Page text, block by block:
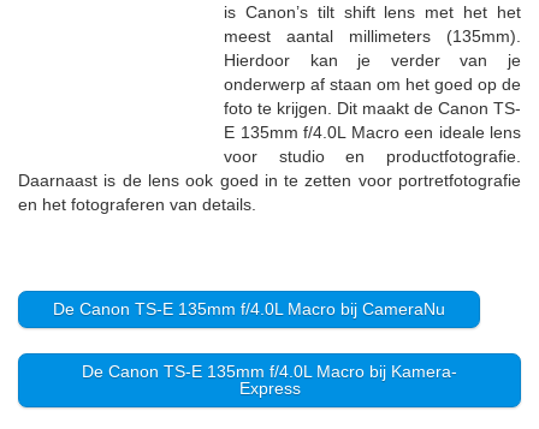
is Canon’s tilt shift lens met het het
meest aantal millimeters (135mm).
Hierdoor kan je verder van je
onderwerp af staan om het goed op de
foto te krijgen. Dit maakt de Canon TS-
E 135mm f/4.0L Macro een ideale lens
voor studio en productfotografie.
Daarnaast is de lens ook goed in te zetten voor portretfotografie
en het fotograferen van details.
De Canon TS-E 135mm f/4.0L Macro bij CameraNu
De Canon TS-E 135mm f/4.0L Macro bij Kamera-
Express